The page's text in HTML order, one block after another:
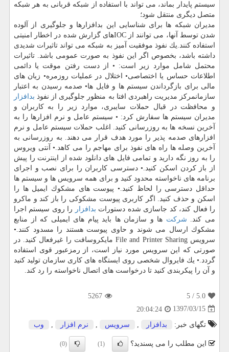
سیستم پایدار بماند، می تواند با استفاده از شبكه قربانی به هر شبكه
متصل دیگری منتقل شود؛
مدیران شبكه ها برای شناسایی این بدافزارها و جلوگیری از آلوده
شدن توسط آنها، می توانند از IOCهای گزارش شده در اخطار امنیتی
استفاده كنند.یك نفوذ موفقیت آمیز به شبكه می تواند تاثیرات شدیدی
داشته باشد، بخصوص اگر این نفوذ به صورت عمومی باشد. تاثیرات
محتمل شامل موارد زیر است: • از دست رفتن موقت یا دائمی
اطلاعات حساس یا اختصاصی• اختلال در عملیات روزمره• زیان های
مالی برای بازگرداندن سیستم ها و فایل ها• صدمه رسیدن به اعتبار
سازمانمركز مدیریت راهبردی افتا به منظور جلوگیری از نفوذ بدافزار
و محافظت در قبال حملات سایبری، موارد زیر را به كاربران و
مدیران سیستم ها سفارش كرد: • سیستم عامل و نرم افزارها را به
آخرین نسخه ها به روزرسانی كنید. اغلب حملات سیستم عامل و نرم
افزارهای صدمه پذیر را مورد هدف قرار می دهند. به روزرسانی به
آخرین وصله ها راه های نفوذ برای مهاجم را می كاهد.• آنتی ویروس
را به روز نگه دارید و تمامی فایل های دانلود شده از اینترنت را پیش
از باز كردن اسكن كنید.• دسترسی كاربران را برای نصب و اجرای
برنامه های ناخواسته محدود كنید و برای همه سرویس ها و سیستم ها
حداقل دسترسی را لحاظ كنید.• پیوست های مشكوك ایمیل ها را
اسكن و حذف كنید. اگر كاربری پیوست مشكوكی را باز كند و ماكرو
را فعال كند، كد جاسازی شده دستورات بدافزار
را روی سیستم اجرا
می كند. شركت ها و سازمان ها باید پیام های ایمیلی كه از منابع
مشكوك ارسال می شوند و حاوی پیوست هستند را مسدود كنند.•
سرویس File and Printer Sharing مایكروسافت را غیرفعال كنید. در
صورتی كه این سرویس مورد نیاز است، از رمزعبور قوی استفاده
گردد.• یك فایروال شخصی روی ایستگاه های كاری سازمان تولید كنید
و آن را پیكربندی كنید تا درخواست های اتصال ناخواسته را رد كند.
5.0
/ 5
5267
1397/03/15
20:04:24
تگهای خبر:
بدافزار سرویس نرم افزار وب
این مطلب را می پسندید؟ (1)
(0)